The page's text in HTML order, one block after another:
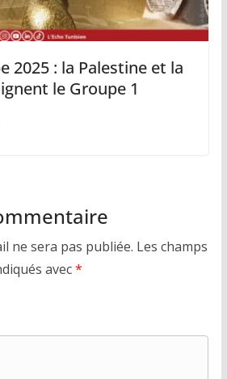
2025 : la Palestine et la
le Groupe 1
ne sera pas publiée. Les champs
avec*